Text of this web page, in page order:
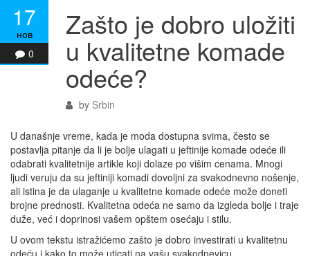
17
нов
0
Zašto je dobro uložiti
u kvalitetne komade
odeće?
by Srbin
U današnje vreme, kada je moda dostupna svima, često se
postavlja pitanje da li je bolje ulagati u jeftinije komade odeće ili
odabrati kvalitetnije artikle koji dolaze po višim cenama. Mnogi
ljudi veruju da su jeftiniji komadi dovoljni za svakodnevno nošenje,
ali istina je da ulaganje u kvalitetne komade odeće može doneti
brojne prednosti. Kvalitetna odeća ne samo da izgleda bolje i traje
duže, već i doprinosi vašem opštem osećaju i stilu.
U ovom tekstu istražićemo zašto je dobro investirati u kvalitetnu
odeću i kako to može uticati na vašu svakodnevicu.